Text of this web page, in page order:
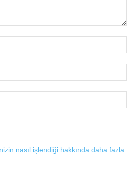
nasıl işlendiği hakkında daha fazla